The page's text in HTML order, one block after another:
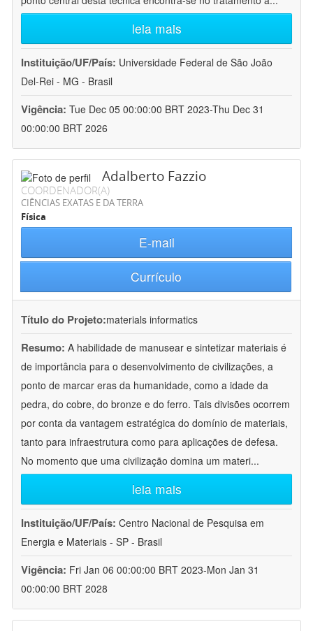
leia mais
Instituição/UF/País: Universidade Federal de São João
Del-Rei - MG - Brasil
Vigência: Tue Dec 05 00:00:00 BRT 2023-Thu Dec 31
00:00:00 BRT 2026
Adalberto Fazzio
COORDENADOR(A)
CIÊNCIAS EXATAS E DA TERRA
Física
E-mail
Currículo
Título do Projeto:materials informatics
Resumo: A habilidade de manusear e sintetizar materiais é
de importância para o desenvolvimento de civilizações, a
ponto de marcar eras da humanidade, como a idade da
pedra, do cobre, do bronze e do ferro. Tais divisões ocorrem
por conta da vantagem estratégica do domínio de materiais,
tanto para infraestrutura como para aplicações de defesa.
No momento que uma civilização domina um materi...
leia mais
Instituição/UF/País: Centro Nacional de Pesquisa em
Energia e Materiais - SP - Brasil
Vigência: Fri Jan 06 00:00:00 BRT 2023-Mon Jan 31
00:00:00 BRT 2028